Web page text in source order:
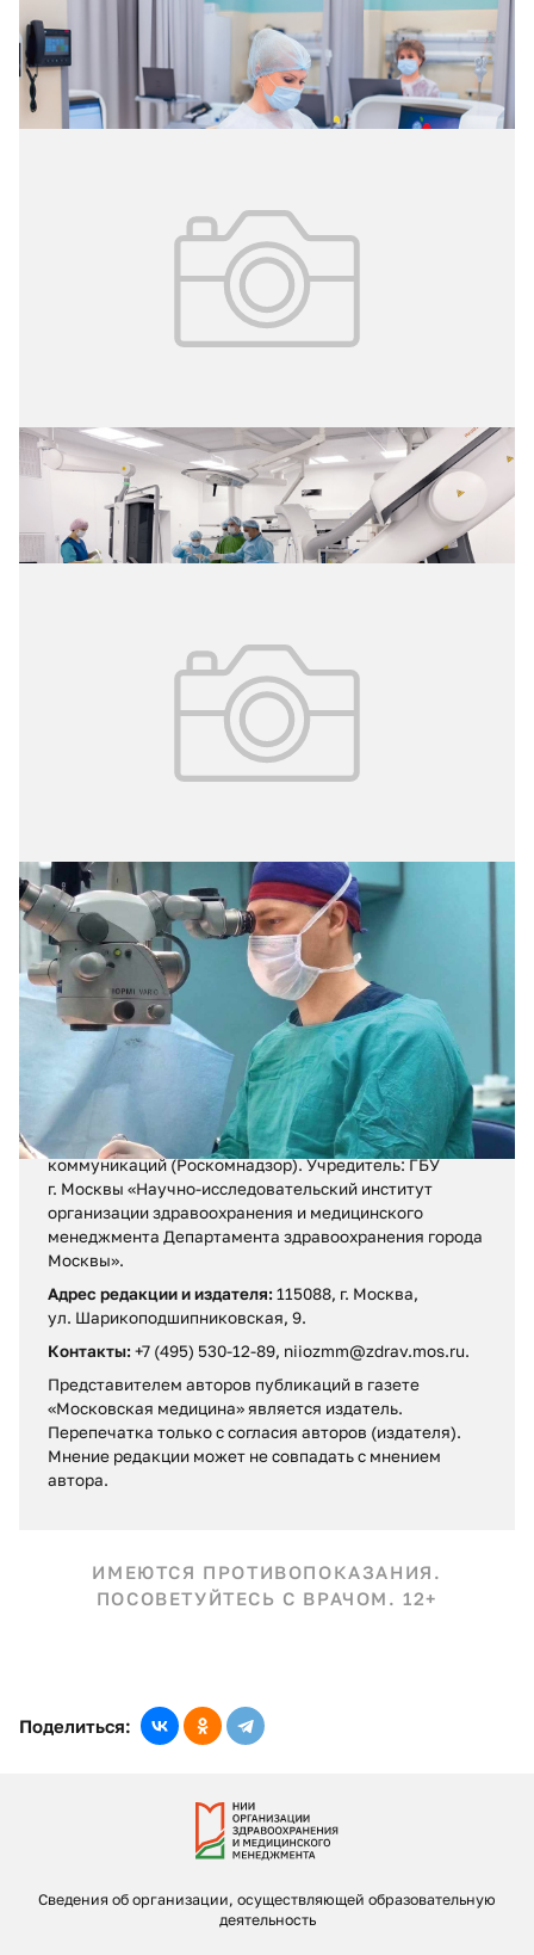
02.08.2026
Цифровые витрины данных
02.08.2026 № 29 (427)
Операция без разрезов
02.08.2026 № 29 (427)
Травма из-за кольца
Регистрационное свидетельство ПИ № ФС 77 – 71880
от 13 декабря 2017 г.
Выдано Федеральной службой по надзору в сфере
связи, информационных технологий и массовых
коммуникаций (Роскомнадзор). Учредитель: ГБУ
г. Москвы «Научно-исследовательский институт
организации здравоохранения и медицинского
менеджмента Департамента здравоохранения города
Москвы».
Адрес редакции и издателя: 115088, г. Москва,
ул. Шарикоподшипниковская, 9.
Контакты: +7 (495) 530-12-89, niiozmm@zdrav.mos.ru.
Представителем авторов публикаций в газете
«Московская медицина» является издатель.
Перепечатка только с согласия авторов (издателя).
Мнение редакции может не совпадать c мнением
автора.
ИМЕЮТСЯ ПРОТИВОПОКАЗАНИЯ.
ПОСОВЕТУЙТЕСЬ С ВРАЧОМ. 12+
Поделиться:
Сведения об организации, осуществляющей образовательную
деятельность